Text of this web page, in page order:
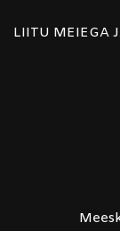
LIITU MEIEGA